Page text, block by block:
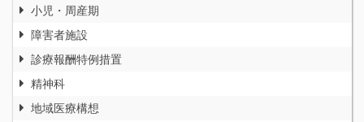
小児・周産期
障害者施設
診療報酬特例措置
精神科
地域医療構想